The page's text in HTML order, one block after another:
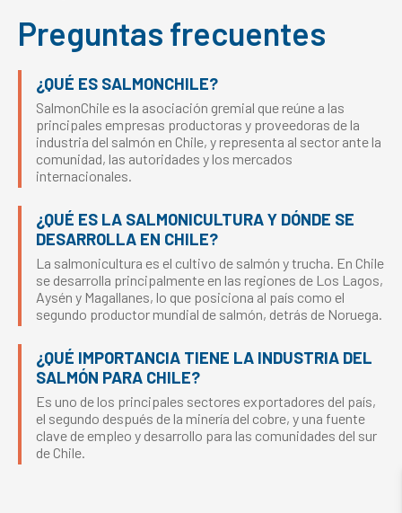
Preguntas frecuentes
¿QUÉ ES SALMONCHILE?
SalmonChile es la asociación gremial que reúne a las
principales empresas productoras y proveedoras de la
industria del salmón en Chile, y representa al sector ante la
comunidad, las autoridades y los mercados
internacionales.
¿QUÉ ES LA SALMONICULTURA Y DÓNDE SE
DESARROLLA EN CHILE?
La salmonicultura es el cultivo de salmón y trucha. En Chile
se desarrolla principalmente en las regiones de Los Lagos,
Aysén y Magallanes, lo que posiciona al país como el
segundo productor mundial de salmón, detrás de Noruega.
¿QUÉ IMPORTANCIA TIENE LA INDUSTRIA DEL
SALMÓN PARA CHILE?
Es uno de los principales sectores exportadores del país,
el segundo después de la minería del cobre, y una fuente
clave de empleo y desarrollo para las comunidades del sur
de Chile.